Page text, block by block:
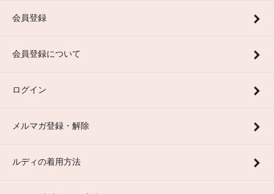
会員登録
会員登録について
ログイン
メルマガ登録・解除
ルディの着用方法